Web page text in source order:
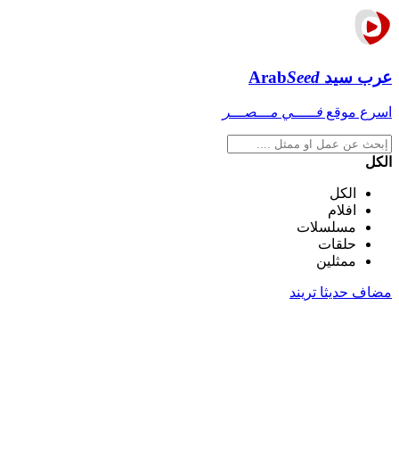
عرب سيد ArabSeed
اسرع موقع فـــــي مـــصـــر
الكل
الكل
افلام
مسلسلات
حلقات
ممثلين
مضاف حديثا تريند